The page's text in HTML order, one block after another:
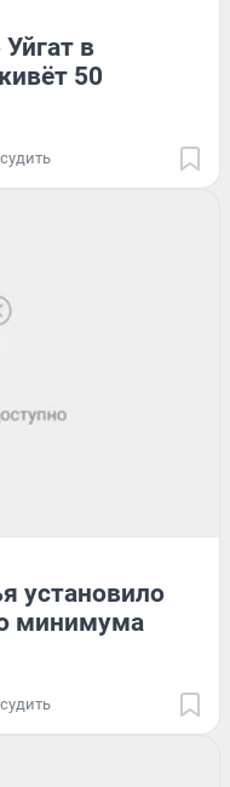
в
50
установило
минимума